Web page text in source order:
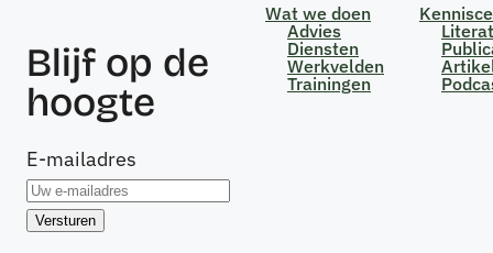
Blijf op de
hoogte
E-mailadres
Wat we doen
Advies
Diensten
Werkvelden
Trainingen